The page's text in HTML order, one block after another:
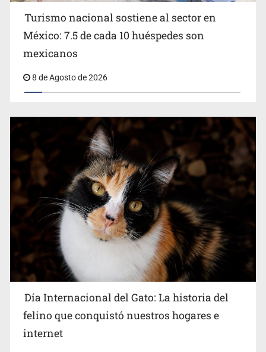
Belinda se corona como la más bella de 2026 en People
Turismo nacional sostiene al sector en
México: 7.5 de cada 10 huéspedes son
mexicanos
8 de Agosto de 2026
Día Internacional del Gato: La historia del
felino que conquistó nuestros hogares e
internet